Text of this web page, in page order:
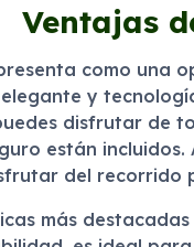
Ventajas
como una
elegante y
disfrutar de
están
del recorrido
más